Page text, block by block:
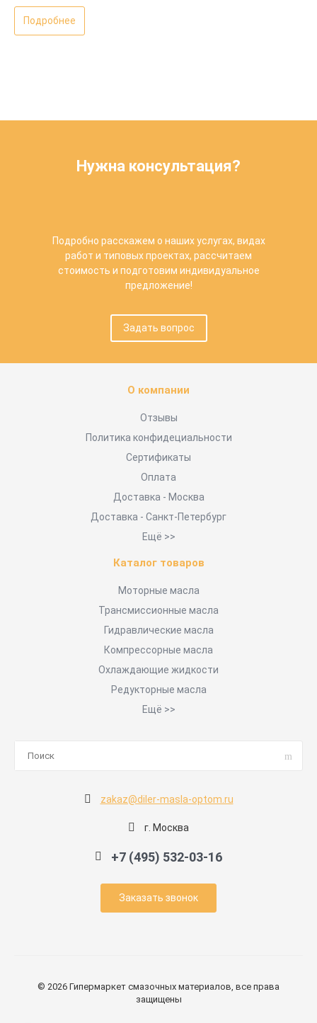
Подробнее
Нужна консультация?
Подробно расскажем о наших услугах, видах
работ и типовых проектах, рассчитаем
стоимость и подготовим индивидуальное
предложение!
Задать вопрос
О компании
Отзывы
Политика конфидециальности
Сертификаты
Оплата
Доставка - Москва
Доставка - Санкт-Петербург
Ещё >>
Каталог товаров
Моторные масла
Трансмиссионные масла
Гидравлические масла
Компрессорные масла
Охлаждающие жидкости
Редукторные масла
Ещё >>
zakaz@diler-masla-optom.ru
г. Москва
+7 (495) 532-03-16
Заказать звонок
© 2026 Гипермаркет смазочных материалов, все права
защищены